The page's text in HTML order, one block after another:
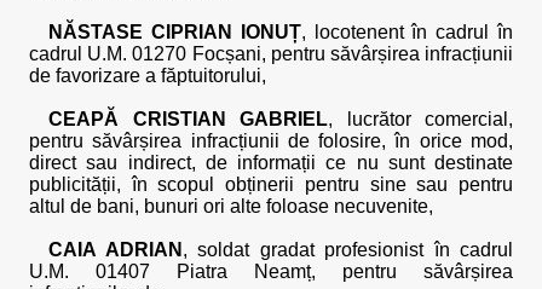
NĂSTASE CIPRIAN IONUȚ, locotenent în cadrul în
cadrul U.M. 01270 Focșani, pentru săvârșirea infracțiunii
de favorizare a făptuitorului,
CEAPĂ CRISTIAN GABRIEL, lucrător comercial,
pentru săvârșirea infracțiunii de folosire, în orice mod,
direct sau indirect, de informații ce nu sunt destinate
publicității, în scopul obținerii pentru sine sau pentru
altul de bani, bunuri ori alte foloase necuvenite,
CAIA ADRIAN , soldat gradat profesionist în cadrul
U.M. 01407 Piatra Neamț, pentru săvârșirea